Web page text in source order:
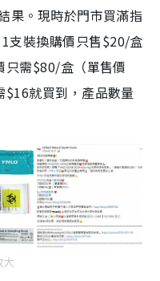
果。現時於門市買滿指
支裝換購價只售$20/盒
只需$80/盒（單售價
就買到，產品數量